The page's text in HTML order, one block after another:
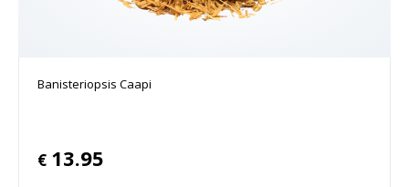
Banisteriopsis Caapi
€ 13.95